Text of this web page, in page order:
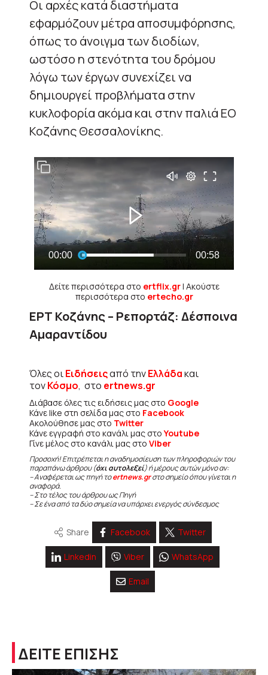
Οι αρχές κατά διαστήματα
εφαρμόζουν μέτρα αποσυμφόρησης,
όπως το άνοιγμα των διοδίων,
ωστόσο η στενότητα του δρόμου
λόγω των έργων συνεχίζει να
δημιουργεί προβλήματα στην
κυκλοφορία ακόμα και στην παλιά ΕΟ
Κοζάνης Θεσσαλονίκης.
Δείτε περισσότερα στο ertflix.gr| Ακούστε
περισσότερα στο ertecho.gr
ΕΡΤ Κοζάνης – Ρεπορτάζ: Δέσποινα
Αμαραντίδου
Όλες οιΕιδήσειςαπό τηνΕλλάδακαι
τονΚόσμο, στο ertnews.gr
Διάβασε όλες τις ειδήσεις μας στο Google
Κάνε like στη σελίδα μας στο Facebook
Ακολούθησε μας στο Twitter
Κάνε εγγραφή στο κανάλι μας στοYoutube
Γίνε μέλος στο κανάλι μας στο Viber
Προσοχή! Επιτρέπεται η αναδημοσίευση των πληροφοριών του
παραπάνω άρθρου (όχι αυτολεξεί) ή μέρους αυτών μόνο αν:
– Αναφέρεται ως πηγή τοertnews.grστο σημείο όπου γίνεται η
αναφορά.
– Στο τέλος του άρθρου ως Πηγή
– Σε ένα από τα δύο σημεία να υπάρχει ενεργός σύνδεσμος
Share Facebook Twitter
Linkedin Viber WhatsApp
Email
ΔΕΙΤΕ ΕΠΙΣΗΣ